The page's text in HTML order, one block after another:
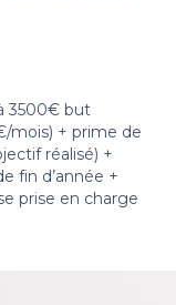
3500€ but
mois) + prime de
réalisé) +
fin d’année +
prise en charge